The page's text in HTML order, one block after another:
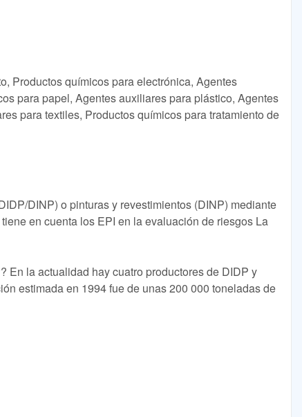
Productos químicos para electrónica, Agentes
para papel, Agentes auxiliares para plástico, Agentes
para textiles, Productos químicos para tratamiento de
DINP) o pinturas y revestimientos (DINP) mediante
en cuenta los EPI en la evaluación de riesgos La
En la actualidad hay cuatro productores de DIDP y
estimada en 1994 fue de unas 200 000 toneladas de